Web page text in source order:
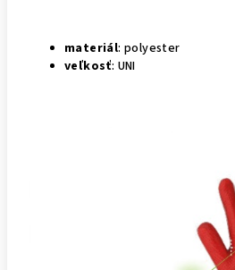
materiál: polyester
veľkosť: UNI